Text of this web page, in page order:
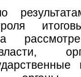
власти,